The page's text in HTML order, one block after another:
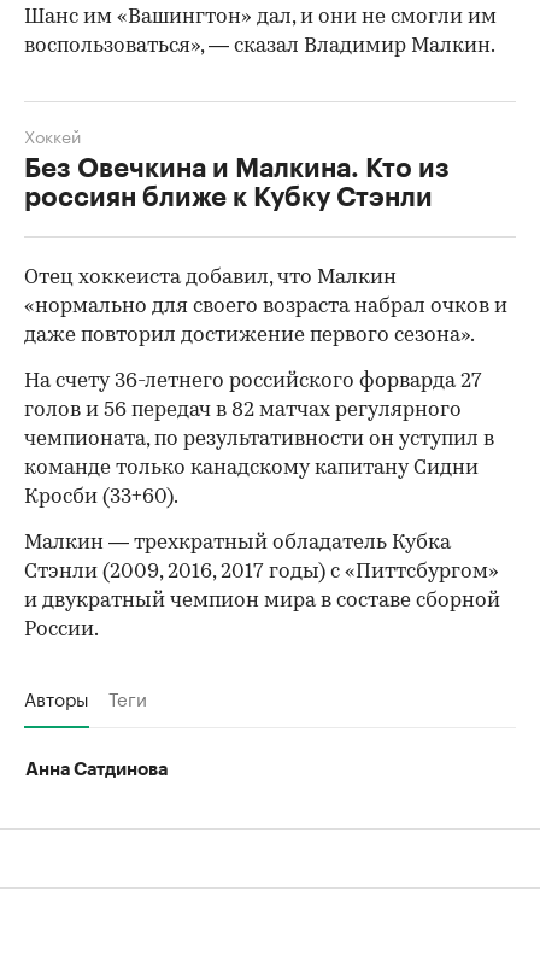
Шанс им «Вашингтон» дал, и они не смогли им
воспользоваться», — сказал Владимир Малкин.
Без Овечкина и Малкина. Кто из
россиян ближе к Кубку Стэнли
Хоккей
Отец хоккеиста добавил, что Малкин
«нормально для своего возраста набрал очков и
даже повторил достижение первого сезона».
На счету 36-летнего российского форварда 27
голов и 56 передач в 82 матчах регулярного
чемпионата, по результативности он уступил в
команде только канадскому капитану Сидни
Кросби (33+60).
Малкин — трехкратный обладатель Кубка
Стэнли (2009, 2016, 2017 годы) с «Питтсбургом»
и двукратный чемпион мира в составе сборной
России.
Авторы Теги
Анна Сатдинова